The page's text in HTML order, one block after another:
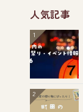
人気記事
1
2